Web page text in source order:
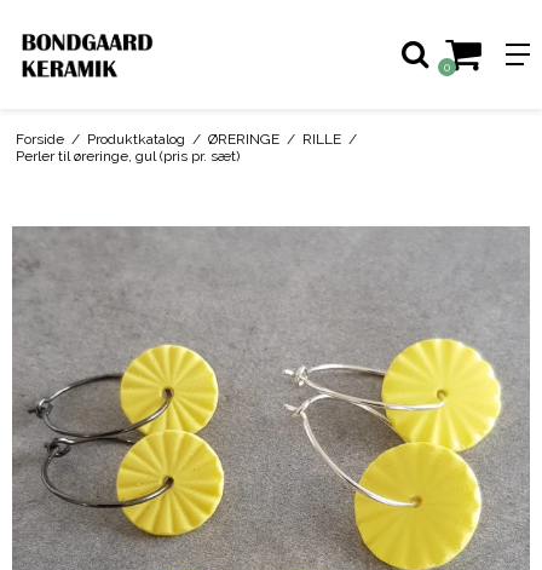
0
Forside / Produktkatalog / ØRERINGE / RILLE /
Perler til øreringe, gul (pris pr. sæt)